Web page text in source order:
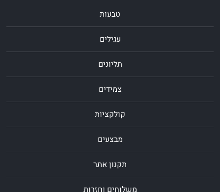
טבעות
עגילים
תליונים
צמידים
קולקציות
מבצעים
תקנון אתר
משלוחים וחזרות